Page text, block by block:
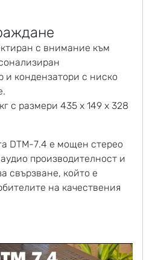
с внимание към
и кондензатори с ниско
с размери 435 x 149 x 328
DTM-7.4 е мощен стерео
производителност и
свързване, който е
на качествения